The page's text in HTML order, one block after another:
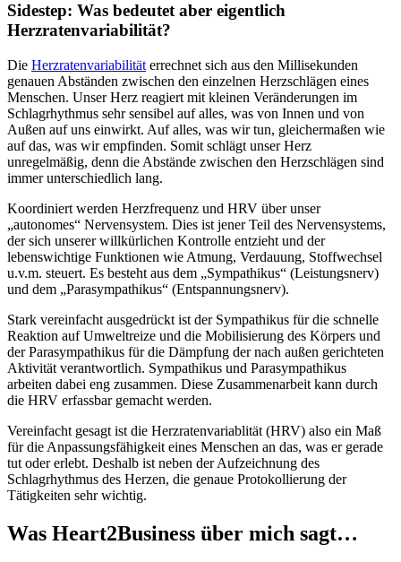
Sidestep: Was bedeutet aber eigentlich
Herzratenvariabilität?
Die Herzratenvariabilität errechnet sich aus den Millisekunden
genauen Abständen zwischen den einzelnen Herzschlägen eines
Menschen. Unser Herz reagiert mit kleinen Veränderungen im
Schlagrhythmus sehr sensibel auf alles, was von Innen und von
Außen auf uns einwirkt. Auf alles, was wir tun, gleichermaßen wie
auf das, was wir empfinden. Somit schlägt unser Herz
unregelmäßig, denn die Abstände zwischen den Herzschlägen sind
immer unterschiedlich lang.
Koordiniert werden Herzfrequenz und HRV über unser
„autonomes“ Nervensystem. Dies ist jener Teil des Nervensystems,
der sich unserer willkürlichen Kontrolle entzieht und der
lebenswichtige Funktionen wie Atmung, Verdauung, Stoffwechsel
u.v.m. steuert. Es besteht aus dem „Sympathikus“ (Leistungsnerv)
und dem „Parasympathikus“ (Entspannungsnerv).
Stark vereinfacht ausgedrückt ist der Sympathikus für die schnelle
Reaktion auf Umweltreize und die Mobilisierung des Körpers und
der Parasympathikus für die Dämpfung der nach außen gerichteten
Aktivität verantwortlich. Sympathikus und Parasympathikus
arbeiten dabei eng zusammen. Diese Zusammenarbeit kann durch
die HRV erfassbar gemacht werden.
Vereinfacht gesagt ist die Herzratenvariablität (HRV) also ein Maß
für die Anpassungsfähigkeit eines Menschen an das, was er gerade
tut oder erlebt. Deshalb ist neben der Aufzeichnung des
Schlagrhythmus des Herzen, die genaue Protokollierung der
Tätigkeiten sehr wichtig.
Was Heart2Business über mich sagt…